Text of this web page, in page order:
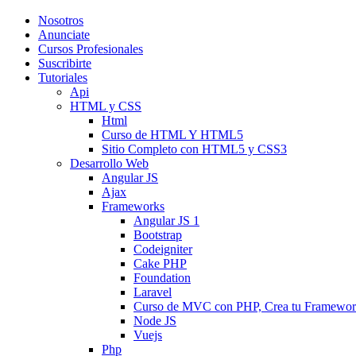
Nosotros
Anunciate
Cursos Profesionales
Suscribirte
Tutoriales
Api
HTML y CSS
Html
Curso de HTML Y HTML5
Sitio Completo con HTML5 y CSS3
Desarrollo Web
Angular JS
Ajax
Frameworks
Angular JS 1
Bootstrap
Codeigniter
Cake PHP
Foundation
Laravel
Curso de MVC con PHP, Crea tu
Node JS
Vuejs
Php